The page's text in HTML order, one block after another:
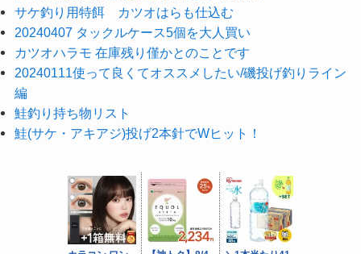
サケ釣り用特餌 カツオはらも仕込む
20240407 タックルケース5個を大人買い
カツオハラモ 在庫残り僅かとのことです
20240111使って良くてオススメしたい/磯投げ釣りライン
編
鮭釣り持ち物リスト
鮭(サケ・アキアジ)投げ2本針でWヒット！